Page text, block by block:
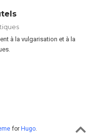
à la vulgarisation et à la
for Hugo.